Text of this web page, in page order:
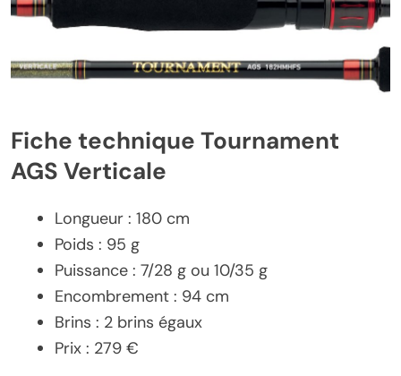
Fiche technique Tournament
AGS Verticale
Longueur : 180 cm
Poids : 95 g
Puissance : 7/28 g ou 10/35 g
Encombrement : 94 cm
Brins : 2 brins égaux
Prix : 279 €